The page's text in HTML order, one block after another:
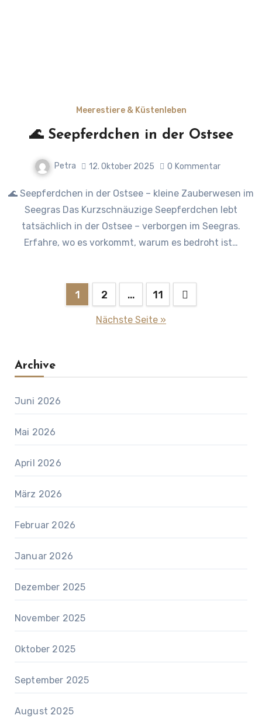
Meerestiere & Küstenleben
🌊 Seepferdchen in der Ostsee
Petra 12. Oktober 2025 0 Kommentar
🌊 Seepferdchen in der Ostsee – kleine Zauberwesen im
Seegras Das Kurzschnäuzige Seepferdchen lebt
tatsächlich in der Ostsee – verborgen im Seegras.
Erfahre, wo es vorkommt, warum es bedroht ist…
Seitennummerierung
1 2 … 11
Nächste Seite »
Archive
Juni 2026
Mai 2026
April 2026
März 2026
Februar 2026
Januar 2026
Dezember 2025
November 2025
Oktober 2025
September 2025
August 2025